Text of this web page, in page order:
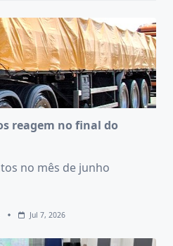
reagem no final do
no mês de junho
Jul 7, 2026